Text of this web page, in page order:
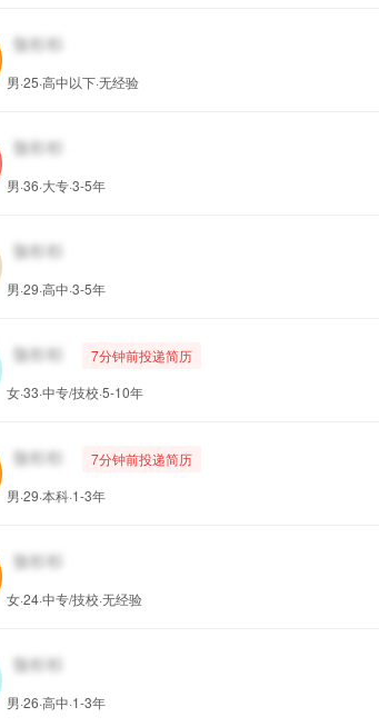
男·25·高中以下·无经验
男·36·大专·3-5年
男·29·高中·3-5年
7分钟前投递简历
女·33·中专/技校·5-10年
7分钟前投递简历
男·29·本科·1-3年
女·24·中专/技校·无经验
男·26·高中·1-3年